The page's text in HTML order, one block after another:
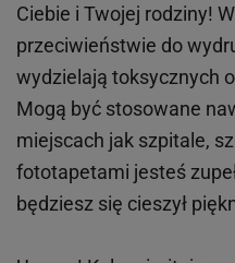
Ciebie i Twojej rodziny!
przeciwieństwie do
wydzielają toksycznych
Mogą być stosowane
miejscach jak szpitale,
fototapetami jesteś
będziesz się cieszył